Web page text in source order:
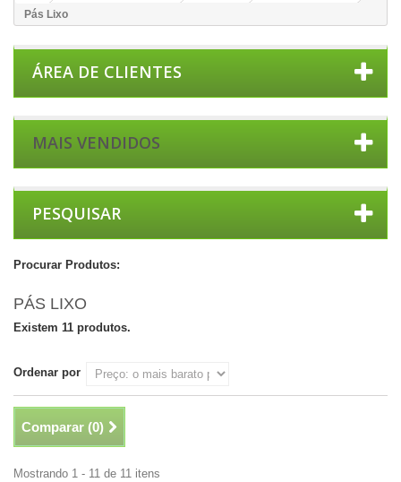
Pás Lixo
ÁREA DE CLIENTES
MAIS VENDIDOS
PESQUISAR
Procurar Produtos:
PÁS LIXO
Existem 11 produtos.
Ordenar por
Comparar (0)
Mostrando 1 - 11 de 11 itens